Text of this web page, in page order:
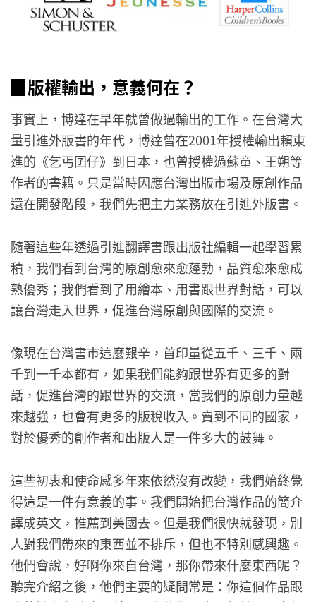
▉版權輸出，意義何在？
事實上，博達在早年就曾做過輸出的工作。在台灣大
量引進外版書的年代，博達曾在2001年授權輸出賴東
進的《乞丐囝仔》到日本，也曾授權過蘇童、王朔等
作者的書籍。只是當時因應台灣出版市場及原創作品
還在開發階段，我們先把主力業務放在引進外版書。
隨著這些年透過引進翻譯書跟出版社編輯一起學習累
積，我們看到台灣的原創愈來愈蓬勃，品質愈來愈成
熟優秀；我們看到了用繪本、用書跟世界對話，可以
讓台灣走入世界，促進台灣原創與國際的交流。
像現在台灣書市這麼艱辛，首印量從五千、三千、兩
千到一千本都有，如果我們能夠跟世界有更多的對
話，促進台灣的跟世界的交流，當我們的原創力量越
來越強，也會有更多的版稅收入。賣到不同的國家，
對於優秀的創作者和出版人是一件多大的鼓舞。
這些初衷和使命感多年來依然沒有改變，我們始終覺
得這是一件有意義的事。我們開始把台灣作品的簡介
譯成英文，推薦到美國去。但是我們很快就發現，別
人對我們帶來的東西並不排斥，但也不特別感興趣。
他們會說，好啊你來自台灣，那你帶來什麼東西呢？
聽完介紹之後，他們主要的疑問常是：你這個作品跟